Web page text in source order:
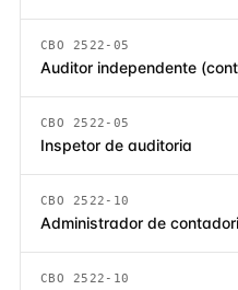
CBO 2522-05
Auditor independente
CBO 2522-05
Inspetor de auditoria
CBO 2522-10
Administrador de
CBO 2522-10